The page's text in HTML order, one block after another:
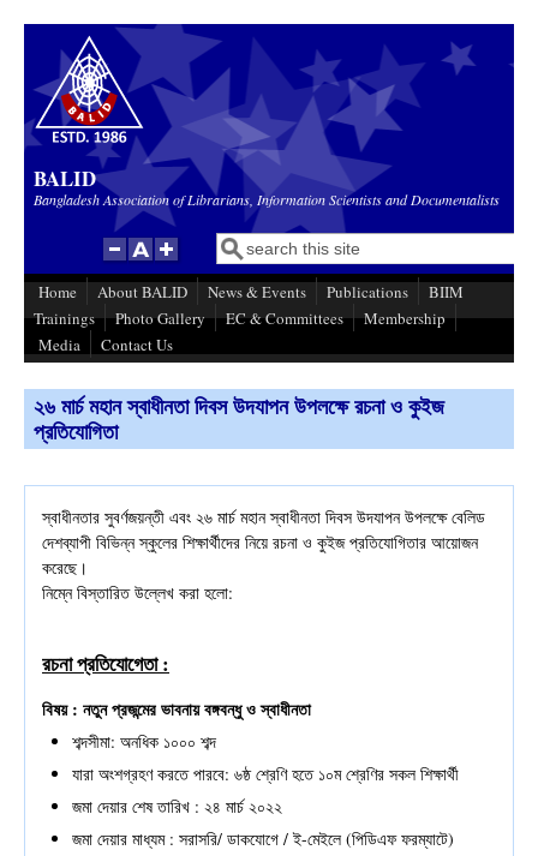
BALID
Bangladesh Association of Librarians, Information Scientists and Documentalists
Search form
Search
Home About BALID News & Events Publications
BIIM
Trainings
Photo Gallery EC & Committees
Membership
Media
Contact Us
২৬ মার্চ মহান স্বাধীনতা দিবস উদযাপন উপলক্ষে রচনা ও কুইজ
প্রতিযোগিতা
স্বাধীনতার সুবর্ণজয়ন্তী এবং ২৬ মার্চ মহান স্বাধীনতা দিবস উদযাপন উপলক্ষে বেলিড
দেশব্যাপী বিভিন্ন স্কুলের শিক্ষার্থীদের নিয়ে রচনা ও কুইজ প্রতিযোগিতার আয়োজন
করেছে।
নিম্নে বিস্তারিত উল্লেখ করা হলো:
রচনা প্রতিযোগেতা :
বিষয় ​: নতুন প্রজন্মের ভাবনায় বঙ্গবন্ধু ও স্বাধীনতা
শব্দসীমা​: অনধিক ১০০০ শব্দ
যারা অংশগ্রহণ করতে পারবে​: ৬ষ্ঠ শ্রেণি হতে ১০ম শ্রেণির সকল শিক্ষার্থী
জমা দেয়ার শেষ তারিখ ​: ২৪ মার্চ ২০২২
জমা দেয়ার মাধ্যম ​​: সরাসরি/ ডাকযোগে / ই-মেইলে (পিডিএফ ফরম্যাটে)